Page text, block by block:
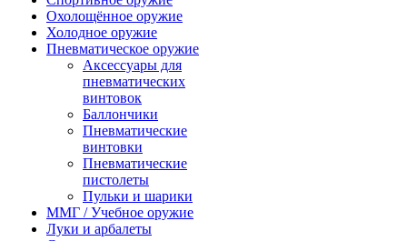
Охолощённое оружие
Холодное оружие
Пневматическое оружие
Аксессуары для
пневматических
винтовок
Баллончики
Пневматические
винтовки
Пневматические
пистолеты
Пульки и шарики
ММГ / Учебное оружие
Луки и арбалеты